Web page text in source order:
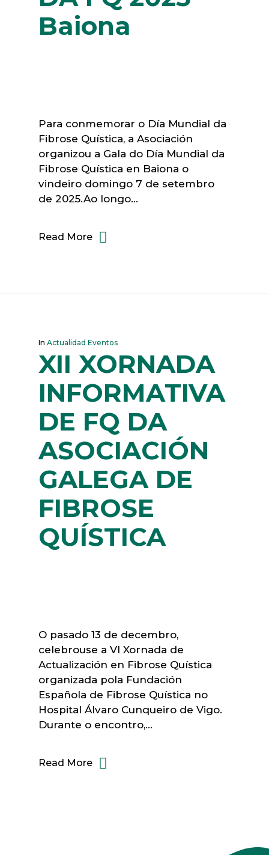
Baiona
Para conmemorar o Día Mundial da
Fibrose Quística, a Asociación
organizou a Gala do Día Mundial da
Fibrose Quística en Baiona o
vindeiro domingo 7 de setembro
de 2025.Ao longo...
Read More
In Actualidad Eventos
XII XORNADA
INFORMATIVA
DE FQ DA
ASOCIACIÓN
GALEGA DE
FIBROSE
QUÍSTICA
O pasado 13 de decembro,
celebrouse a VI Xornada de
Actualización en Fibrose Quística
organizada pola Fundación
Española de Fibrose Quística no
Hospital Álvaro Cunqueiro de Vigo.
Durante o encontro,...
Read More